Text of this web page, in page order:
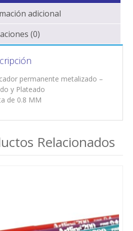
adicional
(0)
permanente metalizado –
y Plateado
de 0.8 MM
Relacionados